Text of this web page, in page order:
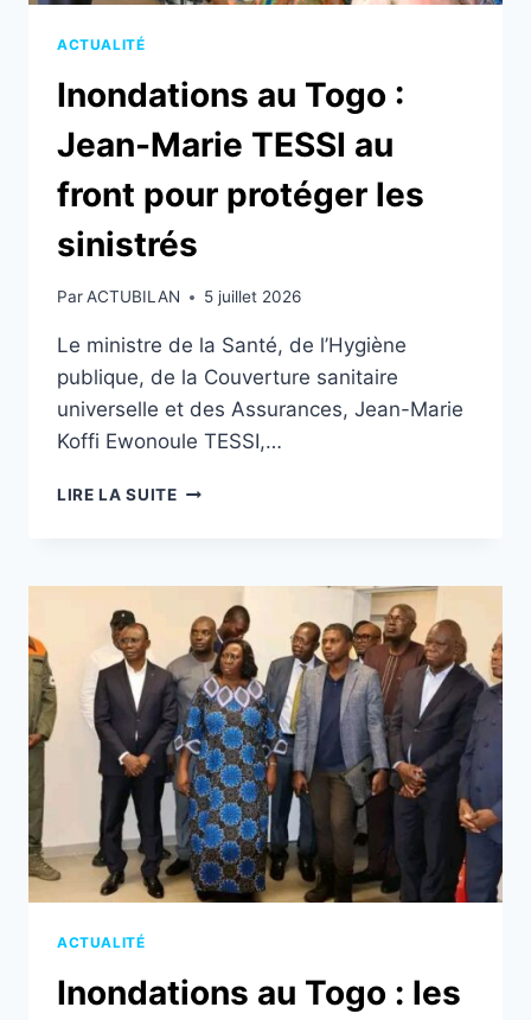
ACTUALITÉ
Inondations au Togo :
Jean-Marie TESSI au
front pour protéger les
sinistrés
ParACTUBILAN 5 juillet 2026
Le ministre de la Santé, de l’Hygiène
publique, de la Couverture sanitaire
universelle et des Assurances, Jean-Marie
Koffi Ewonoule TESSI,…
LIRE LA SUITEINONDATIONS
JEAN-
MARIE
TESSI
AU
FRONT
POUR
PROTÉGER
LES
SINISTRÉS
ACTUALITÉ
Inondations au Togo : les